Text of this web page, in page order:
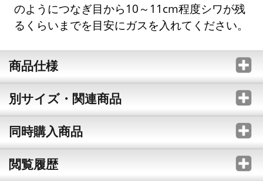
のようにつなぎ目から10～11cm程度シワが残
るくらいまでを目安にガスを入れてください。
商品仕様
別サイズ・関連商品
同時購入商品
閲覧履歴